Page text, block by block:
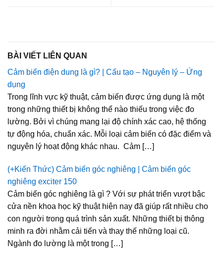
BÀI VIẾT LIÊN QUAN
Cảm biến điện dung là gì? | Cấu tạo – Nguyên lý – Ứng
dụng
Trong lĩnh vực kỹ thuật, cảm biến được ứng dụng là một
trong những thiết bị không thể nào thiếu trong việc đo
lường. Bởi vì chúng mang lại độ chính xác cao, hệ thống
tự động hóa, chuẩn xác. Mỗi loại cảm biến có đặc điểm và
nguyên lý hoạt động khác nhau. Cảm […]
(+Kiến Thức) Cảm biến góc nghiêng | Cảm biến góc
nghiêng exciter 150
Cảm biến góc nghiêng là gì ? Với sự phát triển vượt bậc
cửa nền khoa học kỹ thuật hiện nay đã giúp rất nhiều cho
con người trong quá trình sản xuất. Những thiết bị thông
minh ra đời nhằm cải tiến và thay thế những loại cũ.
Ngành đo lường là một trong […]